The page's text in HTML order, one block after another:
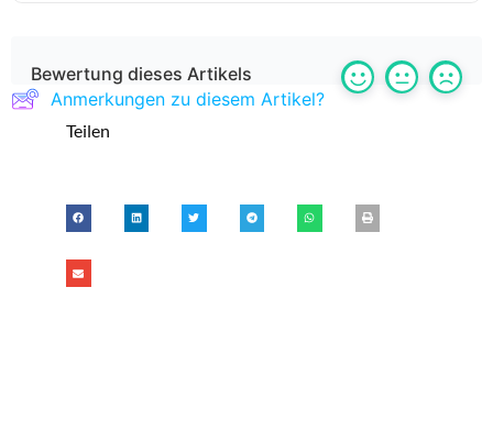
Bewertung dieses Artikels
Anmerkungen zu diesem Artikel?
Teilen